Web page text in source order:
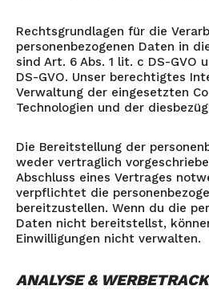
Rechtsgrundlagen für die
personenbezogenen Daten in
sind Art. 6 Abs. 1 lit. c DS-GVO
DS-GVO. Unser berechtigtes
Verwaltung der eingesetzten
Technologien und der
Die Bereitstellung der
weder vertraglich
Abschluss eines Vertrages
verpflichtet die
bereitzustellen. Wenn du die
Daten nicht bereitstellst,
Einwilligungen nicht verwalten.
ANALYSE &